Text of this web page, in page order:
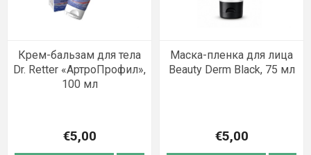
Крем-бальзам для тела
Dr. Retter «АртроПрофил»,
100 мл
€5,00
Маска-пленка для лица
Beauty Derm Black, 75 мл
€5,00